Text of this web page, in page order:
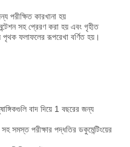
পরীক্ষিত কারখানা হয়
সহ প্রেরণ করা হয় এবং গৃহীত
পৃথক ফলাফলের রূপরেখা বর্ণিত হয়।
বাদ দিয়ে 1 বছরের জন্য
সমস্ত পরীক্ষার পদ্ধতির ডকুমেন্টিংয়ের